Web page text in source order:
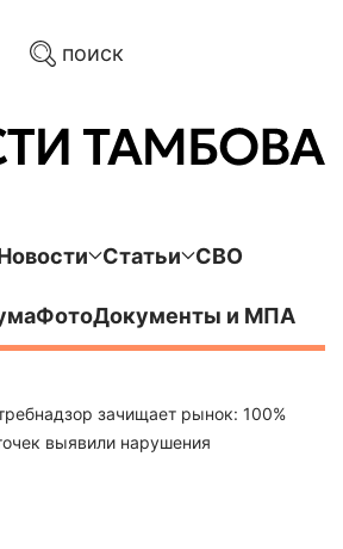
поиск
Статьи СВО
ФотоДокументы и МПА
зачищает рынок: 100%
выявили нарушения